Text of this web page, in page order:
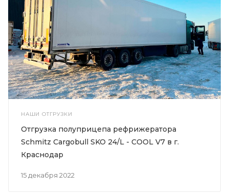
НАШИ ОТГРУЗКИ
15 декабря 2022
Отгрузка полуприцепа рефрижератора
Schmitz Cargobull SKO 24/L - COOL V7 в г.
Краснодар